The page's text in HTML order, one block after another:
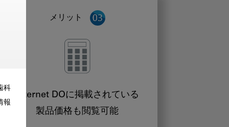
科
報
メリット
Internet DOに掲載されている
製品価格も閲覧可能